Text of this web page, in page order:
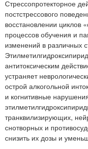
Стрессопротекторное
постстрессового
восстановлении циклов
процессов обучения и
изменений в различных
антитоксическим
устраняет
острой алкогольной
и когнитивные
транквилизирующих,
снотворных и
снизить их дозы и